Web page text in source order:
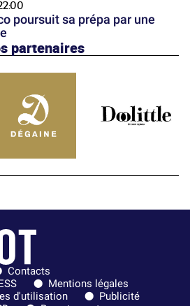
poursuit sa prépa par une
partenaires
Contacts
Mentions légales
d'utilisation
Publicité